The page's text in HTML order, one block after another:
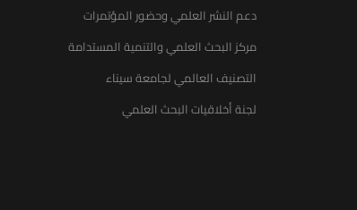
دعم النشر العلمي وحضور المؤتمرات
مركز البحث العلمي والتنمية المستدامة
التصنيف العالمي لجامعة سيناء
لجنة أخلاقيات البحث العلمي